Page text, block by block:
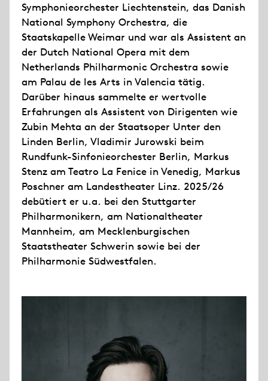
Symphonieorchester Liechtenstein, das Danish
National Symphony Orchestra, die
Staatskapelle Weimar und war als Assistent an
der Dutch National Opera mit dem
Netherlands Philharmonic Orchestra sowie
am Palau de les Arts in Valencia tätig.
Darüber hinaus sammelte er wertvolle
Erfahrungen als Assistent von Dirigenten wie
Zubin Mehta an der Staatsoper Unter den
Linden Berlin, Vladimir Jurowski beim
Rundfunk-Sinfonieorchester Berlin, Markus
Stenz am Teatro La Fenice in Venedig, Markus
Poschner am Landestheater Linz. 2025/26
debütiert er u.a. bei den Stuttgarter
Philharmonikern, am Nationaltheater
Mannheim, am Mecklenburgischen
Staatstheater Schwerin sowie bei der
Philharmonie Südwestfalen.